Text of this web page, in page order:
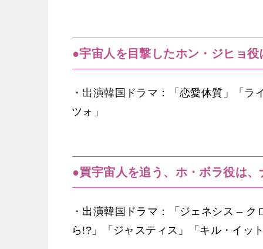
●宇宙人を目撃したホン・ジヒョ
・出演韓国ドラマ：「恋愛体質」「
ツォ」
●買宇宙人を追う、ホ・ボラ役は、
・出演韓国ドラマ：「ジェネシス –
ら!?」「ジャスティス」「キル・イッ